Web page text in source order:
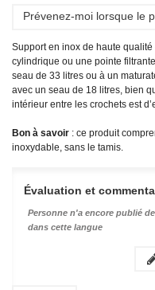
Prévenez-moi lorsque le
Support en inox de haute
cylindrique ou une pointe
seau de 33 litres ou à un
avec un seau de 18 litres, bien
intérieur entre les crochets est
Bon à savoir : ce produit
inoxydable, sans le tamis.
Évaluation et
Personne n'a encore publié
dans cette langue